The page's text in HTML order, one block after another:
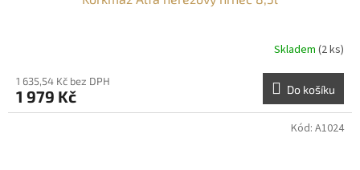
Skladem (2 ks)
1 635,54 Kč bez DPH
1 979 Kč Do košíku
Kód: A1024